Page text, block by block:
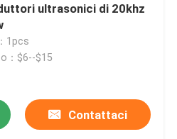
ultrasonici di 20khz
1pcs
：$6--$15
Contattaci